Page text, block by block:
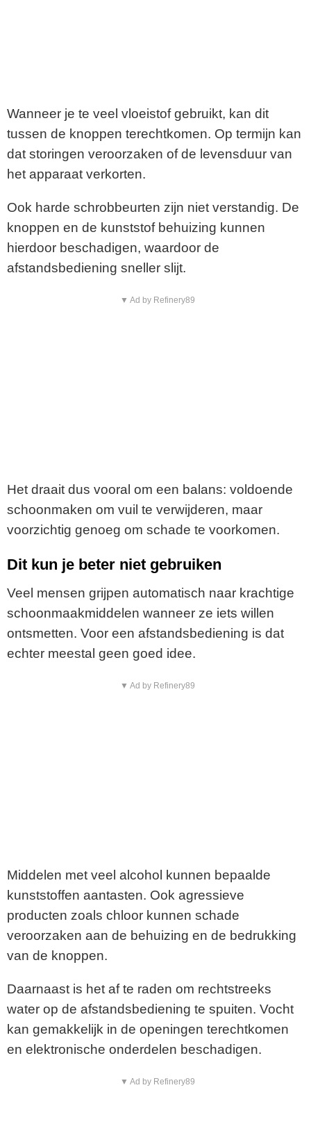
Wanneer je te veel vloeistof gebruikt, kan dit
tussen de knoppen terechtkomen. Op termijn kan
dat storingen veroorzaken of de levensduur van
het apparaat verkorten.
Ook harde schrobbeurten zijn niet verstandig. De
knoppen en de kunststof behuizing kunnen
hierdoor beschadigen, waardoor de
afstandsbediening sneller slijt.
▼ Ad by Refinery89
Het draait dus vooral om een balans: voldoende
schoonmaken om vuil te verwijderen, maar
voorzichtig genoeg om schade te voorkomen.
Dit kun je beter niet gebruiken
Veel mensen grijpen automatisch naar krachtige
schoonmaakmiddelen wanneer ze iets willen
ontsmetten. Voor een afstandsbediening is dat
echter meestal geen goed idee.
▼ Ad by Refinery89
Middelen met veel alcohol kunnen bepaalde
kunststoffen aantasten. Ook agressieve
producten zoals chloor kunnen schade
veroorzaken aan de behuizing en de bedrukking
van de knoppen.
Daarnaast is het af te raden om rechtstreeks
water op de afstandsbediening te spuiten. Vocht
kan gemakkelijk in de openingen terechtkomen
en elektronische onderdelen beschadigen.
▼ Ad by Refinery89